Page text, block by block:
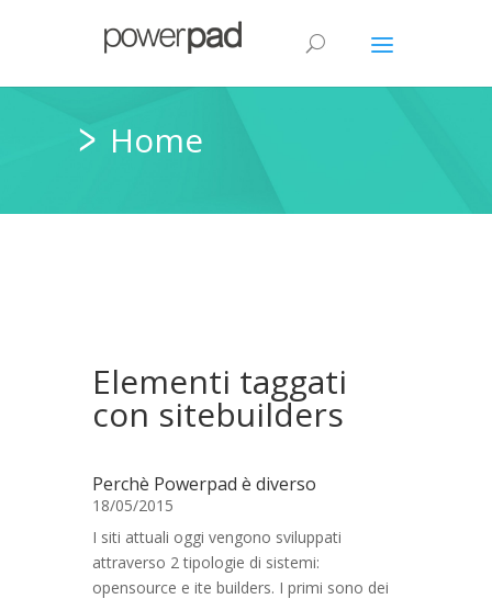
Home
Elementi taggati
con sitebuilders
Perchè Powerpad è diverso
18/05/2015
I siti attuali oggi vengono sviluppati
attraverso 2 tipologie di sistemi:
opensource e ite builders. I primi sono dei